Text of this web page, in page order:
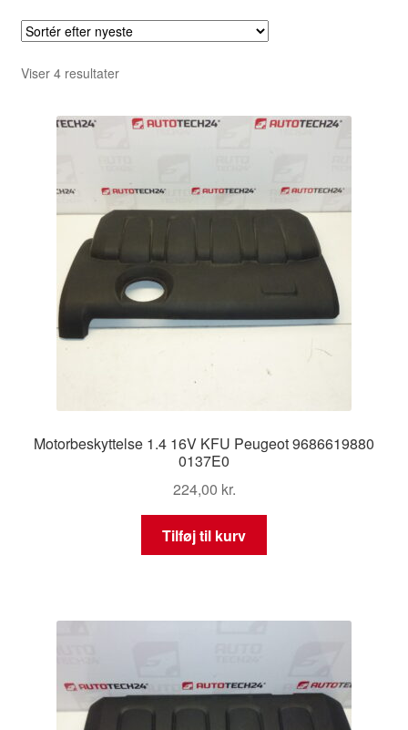
Viser 4 resultaterSorteret
seneste
Motorbeskyttelse 1.4 16V KFU Peugeot 9686619880
0137E0
224,00 kr.
Tilføj til kurv